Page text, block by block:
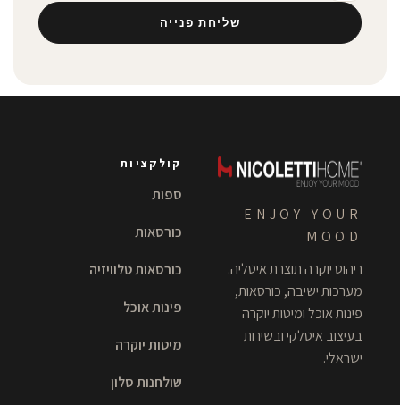
שליחת פנייה
ENJOY YOUR
MOOD
ריהוט יוקרה תוצרת איטליה.
מערכות ישיבה, כורסאות,
פינות אוכל ומיטות יוקרה
בעיצוב איטלקי ובשירות
ישראלי.
קולקציות
ספות
כורסאות
כורסאות טלוויזיה
פינות אוכל
מיטות יוקרה
שולחנות סלון